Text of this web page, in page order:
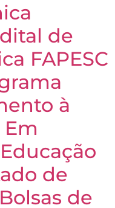
de
FAPESC
à
de
de